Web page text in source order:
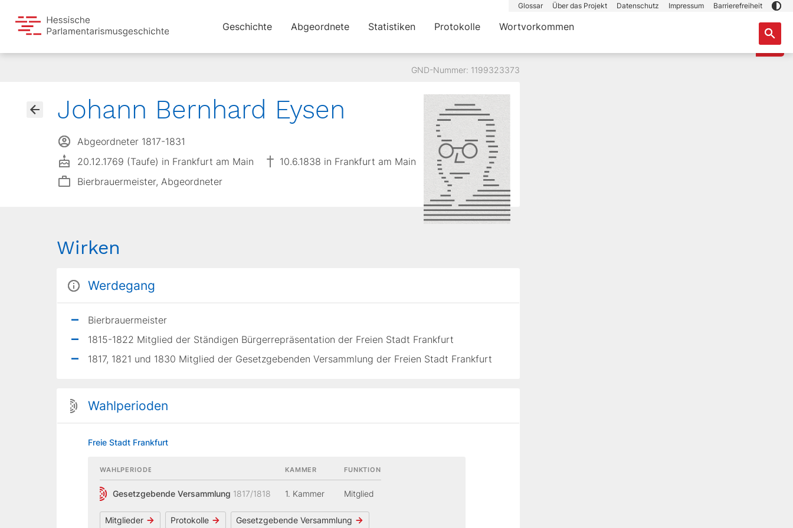
Glossar Über das Projekt Datenschutz Impressum Barrierefreiheit
Geschichte Abgeordnete Statistiken Protokolle Wortvorkommen
GND-Nummer: 1199323373
Johann Bernhard Eysen
Abgeordneter 1817-1831
20.12.1769 (Taufe) in Frankfurt am Main
10.6.1838 in Frankfurt am Main
Bierbrauermeister, Abgeordneter
Wirken
Werdegang
Bierbrauermeister
1815-1822 Mitglied der Ständigen Bürgerrepräsentation der Freien Stadt Frankfurt
1817, 1821 und 1830 Mitglied der Gesetzgebenden Versammlung der Freien Stadt Frankfurt
Wahlperioden
Freie Stadt Frankfurt
WAHLPERIODE
Gesetzgebende Versammlung 1817/1818
KAMMER
1. Kammer
FUNKTION
Mitglied
Mitglieder Protokolle Gesetzgebende Versammlung